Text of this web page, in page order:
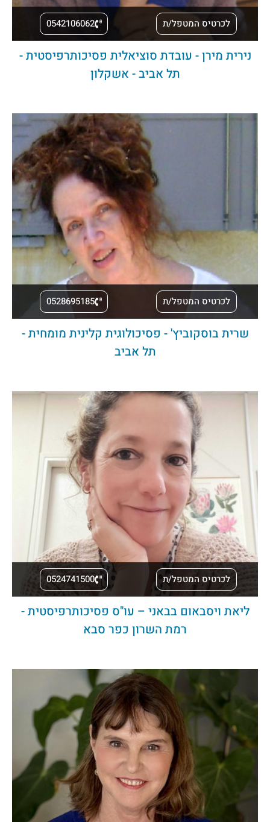
לכרטיס המטפל/ת 0542106062
נירית מירן - עובדת סוציאלית פסיכותרפיסטית -
תל אביב - אשקלון
לכרטיס המטפל/ת 0528695185
שרית בוסקוביץ' - פסיכולוגית קלינית מומחית -
תל אביב
לכרטיס המטפל/ת 0524741500
ליאת ויסבאום בבאני – עו"ס פסיכותרפיסטית -
רמת השרון כפר סבא